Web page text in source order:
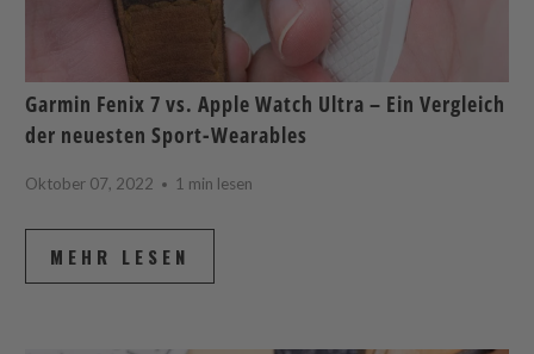
Garmin Fenix 7 vs. Apple Watch Ultra – Ein Vergleich
der neuesten Sport-Wearables
Oktober 07, 2022 1 min lesen
MEHR LESEN